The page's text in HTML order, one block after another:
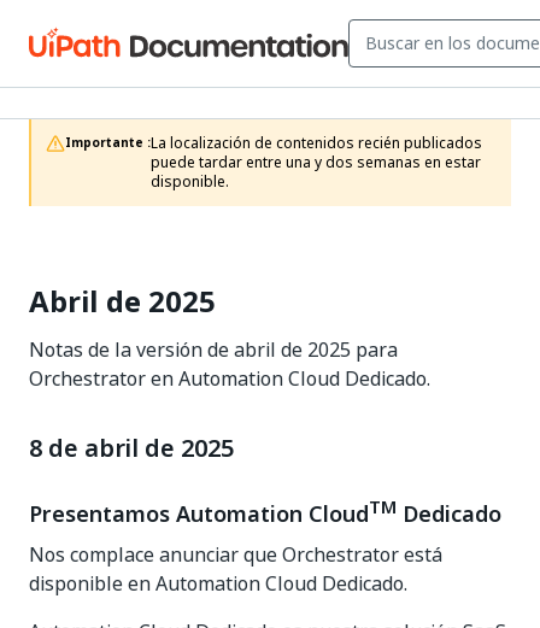
Importante :La localización de contenidos recién publicados
puede tardar entre una y dos semanas en estar
disponible.
Abril de 2025
Notas de la versión de abril de 2025 para
Orchestrator en Automation Cloud Dedicado.
8 de abril de 2025
Presentamos Automation CloudTM Dedicado
Nos complace anunciar que Orchestrator está
disponible en Automation Cloud Dedicado.